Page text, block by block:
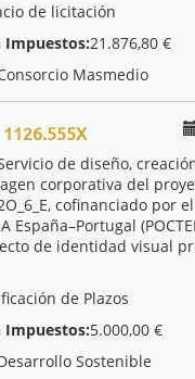
de licitación
Impuestos:21.876,80 €
Masmedio
1126.555X
de diseño,
corporativa del
cofinanciado por
A España–Portugal
de identidad visual
de Plazos
Impuestos:5.000,00 €
Sostenible